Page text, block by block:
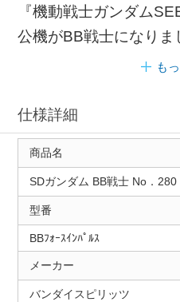
『機動戦士ガンダム
公機がBB戦士になりま
も
仕様詳細
商品名
SDガンダム BB戦士 No．
型番
BBﾌｫｰｽｲﾝﾊﾟﾙｽ
メーカー
バンダイスピリッツ